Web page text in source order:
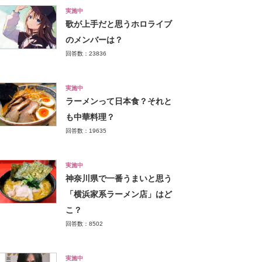
実施中
歌が上手だと思うホロライブ
のメンバーは？
回答数：23836
実施中
ラーメンって日本食？それと
も中華料理？
回答数：19635
実施中
神奈川県で一番うまいと思う
「横浜家系ラーメン店」はど
こ？
回答数：8502
実施中